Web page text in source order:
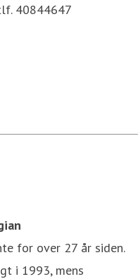
40844647
for over 27 år siden.
i 1993, mens